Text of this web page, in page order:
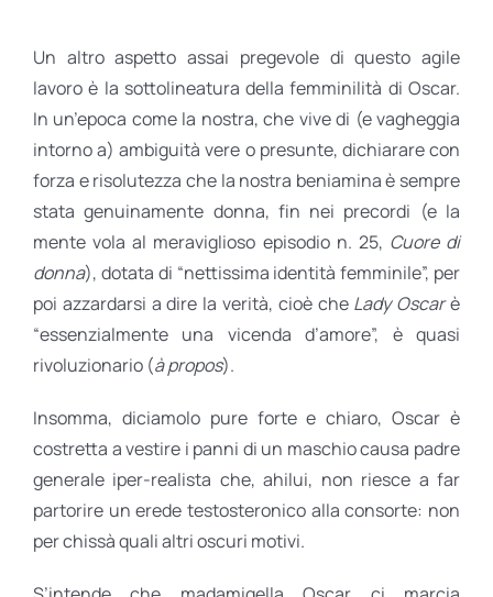
Un altro aspetto assai pregevole di questo agile
lavoro è la sottolineatura della femminilità di Oscar.
In un’epoca come la nostra, che vive di (e vagheggia
intorno a) ambiguità vere o presunte, dichiarare con
forza e risolutezza che la nostra beniamina è sempre
stata genuinamente donna, fin nei precordi (e la
mente vola al meraviglioso episodio n. 25, Cuore di
donna), dotata di “nettissima identità femminile”, per
poi azzardarsi a dire la verità, cioè che Lady Oscarè
“essenzialmente una vicenda d’amore”, è quasi
rivoluzionario (à propos).
Insomma, diciamolo pure forte e chiaro, Oscar è
costretta a vestire i panni di un maschio causa padre
generale iper-realista che, ahilui, non riesce a far
partorire un erede testosteronico alla consorte: non
per chissà quali altri oscuri motivi.